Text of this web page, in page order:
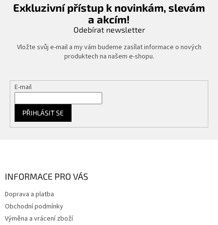
Exkluzivní přístup k novinkám, slevám
a akcím!
Odebírat newsletter
Vložte svůj e-mail a my vám budeme zasílat informace o nových
produktech na našem e-shopu.
E-mail
PŘIHLÁSIT SE
INFORMACE PRO VÁS
Doprava a platba
Obchodní podmínky
Výměna a vrácení zboží